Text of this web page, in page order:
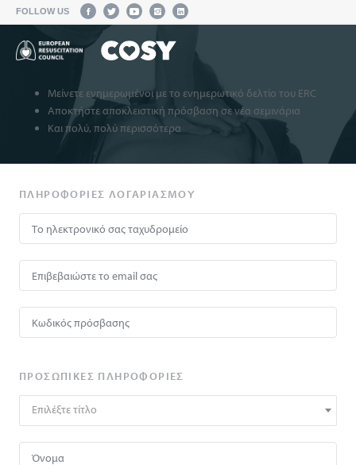
FOLLOW US
Μείνετε ενημερωμένοι με το ενημερωτικό δελτίο του ERC
Αποκτήστε αποκλειστική πρόσβαση σε νέα σεμινάρια
Και πολύ, πολύ περισσότερα
ΠΛΗΡΟΦΟΡΊΕΣ ΛΟΓΑΡΙΑΣΜΟΎ
ΠΡΟΣΩΠΙΚΈΣ ΠΛΗΡΟΦΟΡΊΕΣ
Επιλέξτε τίτλο